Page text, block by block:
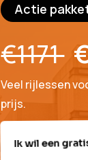
Actie
€1171
Veel rijlessen
prijs.
Ik wil een